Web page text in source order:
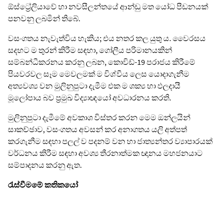
ඕස්ට්‍රේලියාවේ හා නවසීලන්තයේ ආන්ඩු මත යෝධ පීඩනයක්
පනවනු ලබමින් තිබේ.
වසංගතය නැවැත්විය හැකිය; එය නතර කල යුතු ය. වෛරසය
සදහට ම තුරන් කිරීම සඳහා, ගෝලීය පරිමානයකින්
සම්බන්ධීකරනය කරනු ලබන, කොවිඩ්-19 පරාජය කිරීමේ
පියවරවල සෑම මෙවලමක් ම විශ්වීය ලෙස යොදාගැනීම
අත්‍යවශ්‍ය වන මුලිනුපුටා දැමීම එක ම ශක්‍ය හා ඵලදායී
මූලෝපාය බව ප්‍රමුඛ විද්‍යාඥයෝ අවධාරනය කරති.
මුලිනුපුටා දැමීමේ අවකාශ විස්තර කරන මෙම ඔන්ලයින්
සාකච්ඡාව, වසංගතය අවසන් කර අනාගතය යලි අත්පත්
කරගැනීම සඳහා පලල් ව පදනම් වන හා ජාත්‍යන්තර ව්‍යාපාරයක්
වර්ධනය කිරීම සඳහා අවශ්‍ය තීරනාත්මක ඥානය මහජනයාට
සම්පාදනය කරනු ඇත.
රැස්වීමමේ කතිකයෝ